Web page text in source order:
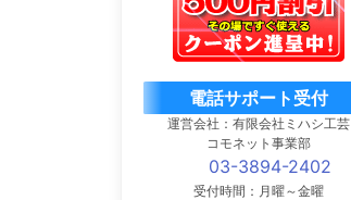
電話サポート受付
運営会社：有限会社ミハシ工芸
コモネット事業部
03-3894-2402
受付時間：月曜～金曜